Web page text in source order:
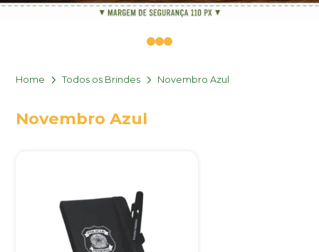
01 2
Home Todos os Brindes Novembro Azul
Novembro Azul